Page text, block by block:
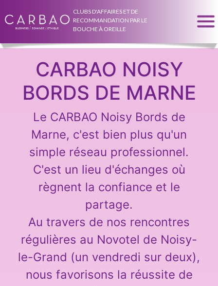
CLUBS D'AFFAIRES ET DE
RECOMMANDATION PAR LE
BOUCHE À OREILLE
CARBAO NOISY
BORDS DE MARNE
Le CARBAO Noisy Bords de
Marne, c'est bien plus qu'un
simple réseau professionnel.
C'est un lieu d'échanges où
règnent la confiance et le
partage.
Au travers de nos rencontres
régulières au Novotel de Noisy-
le-Grand (un vendredi sur deux),
nous favorisons la réussite de